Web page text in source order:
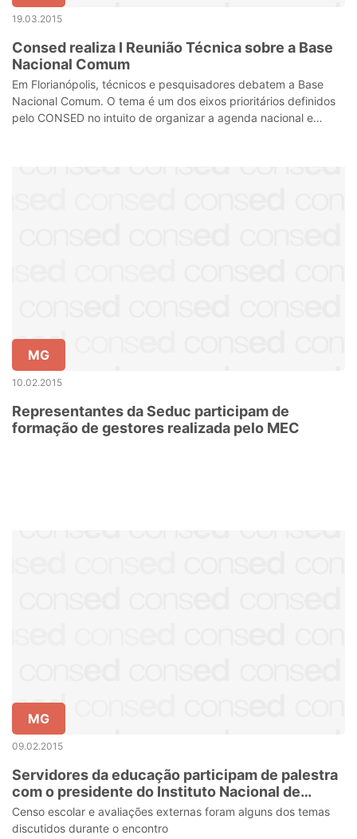
19.03.2015
Consed realiza I Reunião Técnica sobre a Base
Nacional Comum
Em Florianópolis, técnicos e pesquisadores debatem a Base
Nacional Comum. O tema é um dos eixos prioritários definidos
pelo CONSED no intuito de organizar a agenda nacional e
MG
10.02.2015
Representantes da Seduc participam de
formação de gestores realizada pelo MEC
MG
09.02.2015
Servidores da educação participam de palestra
com o presidente do Instituto Nacional de
Estudos e Pesquisas Educacionais Anísio
Teixeira
Censo escolar e avaliações externas foram alguns dos temas
discutidos durante o encontro